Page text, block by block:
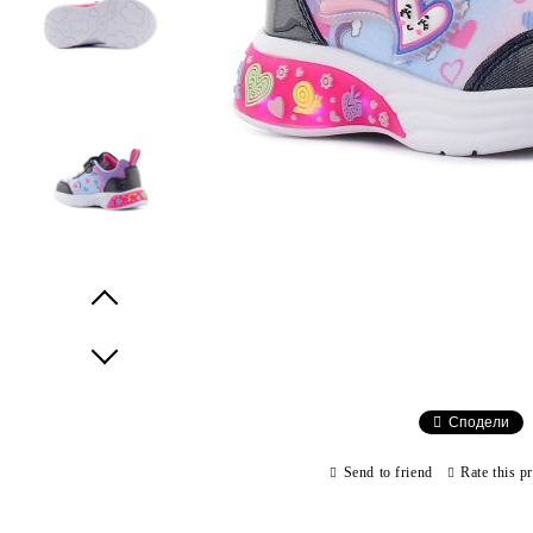
Сподели
Send to friend Rate this